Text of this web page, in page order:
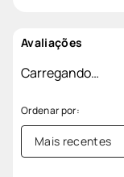
Avaliações
Carregando…
Mais recentes